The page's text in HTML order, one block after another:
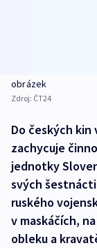
obrázek
Zdroj: ČT24
Do českých
zachycuje
jednotky
svých
ruského
v maskáčích,
obleku a